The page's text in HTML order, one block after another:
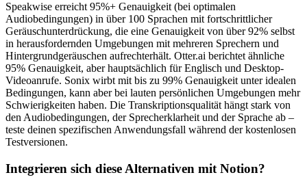
Speakwise erreicht 95%+ Genauigkeit (bei optimalen
Audiobedingungen) in über 100 Sprachen mit fortschrittlicher
Geräuschunterdrückung, die eine Genauigkeit von über 92% selbst
in herausfordernden Umgebungen mit mehreren Sprechern und
Hintergrundgeräuschen aufrechterhält. Otter.ai berichtet ähnliche
95% Genauigkeit, aber hauptsächlich für Englisch und Desktop-
Videoanrufe. Sonix wirbt mit bis zu 99% Genauigkeit unter idealen
Bedingungen, kann aber bei lauten persönlichen Umgebungen mehr
Schwierigkeiten haben. Die Transkriptionsqualität hängt stark von
den Audiobedingungen, der Sprecherklarheit und der Sprache ab –
teste deinen spezifischen Anwendungsfall während der kostenlosen
Testversionen.
Integrieren sich diese Alternativen mit Notion?